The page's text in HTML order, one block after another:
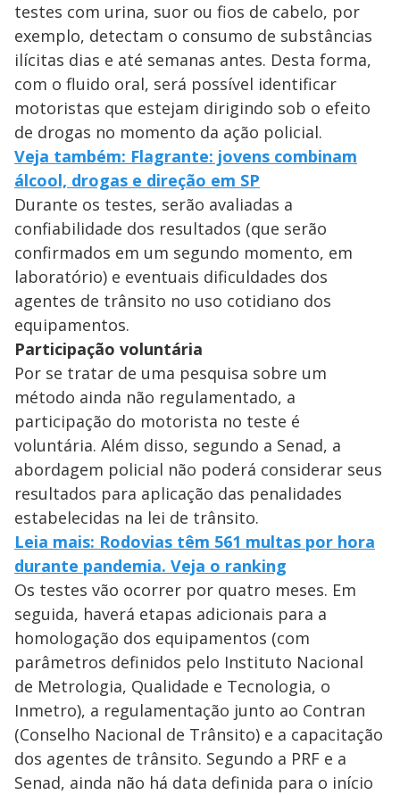
testes com urina, suor ou fios de cabelo, por
exemplo, detectam o consumo de substâncias
ilícitas dias e até semanas antes. Desta forma,
com o fluido oral, será possível identificar
motoristas que estejam dirigindo sob o efeito
de drogas no momento da ação policial.
Veja também: Flagrante: jovens combinam
álcool, drogas e direção em SP
Durante os testes, serão avaliadas a
confiabilidade dos resultados (que serão
confirmados em um segundo momento, em
laboratório) e eventuais dificuldades dos
agentes de trânsito no uso cotidiano dos
equipamentos.
Participação voluntária
Por se tratar de uma pesquisa sobre um
método ainda não regulamentado, a
participação do motorista no teste é
voluntária. Além disso, segundo a Senad, a
abordagem policial não poderá considerar seus
resultados para aplicação das penalidades
estabelecidas na lei de trânsito.
Leia mais: Rodovias têm 561 multas por hora
durante pandemia. Veja o ranking
Os testes vão ocorrer por quatro meses. Em
seguida, haverá etapas adicionais para a
homologação dos equipamentos (com
parâmetros definidos pelo Instituto Nacional
de Metrologia, Qualidade e Tecnologia, o
Inmetro), a regulamentação junto ao Contran
(Conselho Nacional de Trânsito) e a capacitação
dos agentes de trânsito. Segundo a PRF e a
Senad, ainda não há data definida para o início